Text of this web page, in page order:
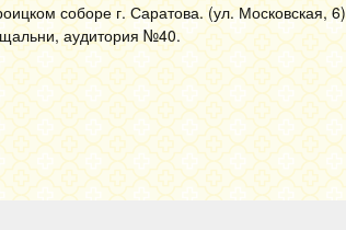
соборе г. Саратова. (ул. Московская, 6)
аудитория №40.